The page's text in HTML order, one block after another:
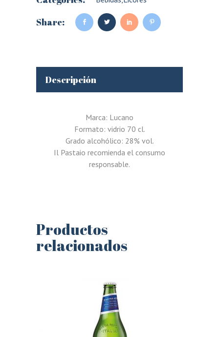
Share:
Descripción
Marca: Lucano
Formato: vidrio 70 cl.
Grado alcohólico: 28% vol.
Il Pastaio recomienda el consumo
responsable.
Productos
relacionados